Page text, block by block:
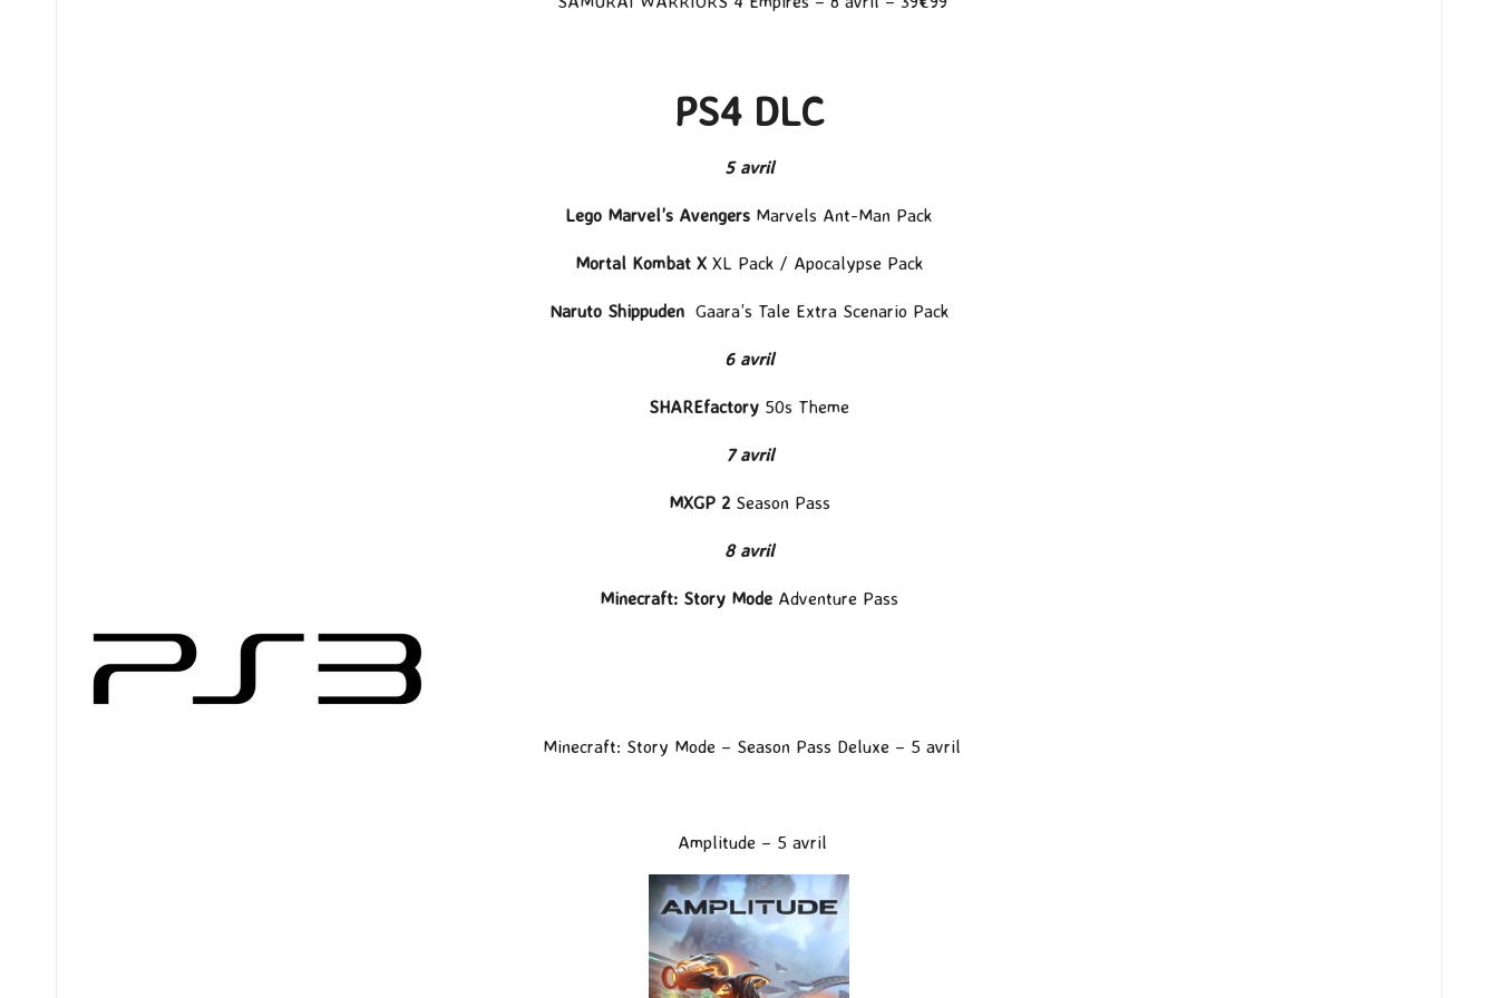
PS4 DLC
5 avril
Lego Marvel’s Avengers Marvels Ant-Man Pack
Mortal Kombat X XL Pack / Apocalypse Pack
Naruto Shippuden Gaara’s Tale Extra Scenario Pack
6 avril
SHAREfactory 50s Theme
7 avril
MXGP 2 Season Pass
8 avril
Minecraft: Story Mode Adventure Pass
Minecraft: Story Mode – Season Pass Deluxe – 5 avril
Amplitude– 5 avril